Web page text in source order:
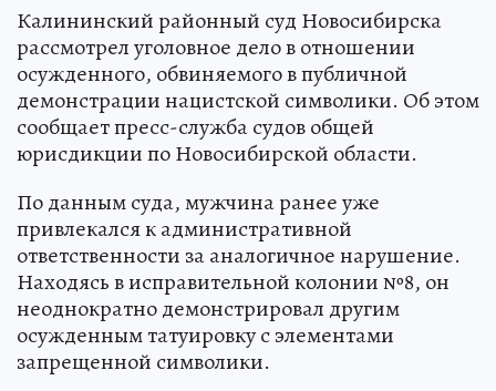
Калининский районный суд Новосибирска
рассмотрел уголовное дело в отношении
осужденного, обвиняемого в публичной
демонстрации нацистской символики. Об этом
сообщает пресс-служба судов общей
юрисдикции по Новосибирской области.
По данным суда, мужчина ранее уже
привлекался к административной
ответственности за аналогичное нарушение.
Находясь в исправительной колонии №8, он
неоднократно демонстрировал другим
осужденным татуировку с элементами
запрещенной символики.